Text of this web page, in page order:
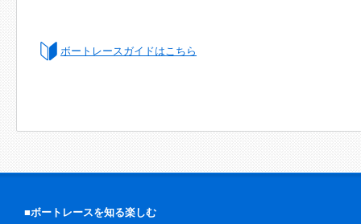
ボートレースガイドはこちら
■ボートレースを知る楽しむ